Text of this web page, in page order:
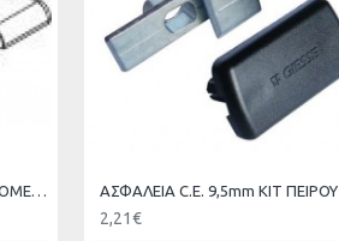
ΑΝΤΙΚΡΥΣΜΑ ΚΑΣΑΣ ΡΥΘΜΙΖΟΜΕΝΟ GIESSE ΑΣΦΑΛΕΙΑ C.E. 9,5mm ΚΙΤ ΠΕΙΡΟΥ
2,21€